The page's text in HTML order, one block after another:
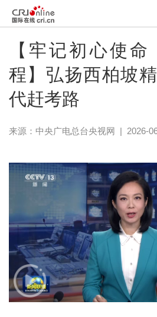
【牢记初心使
程】弘扬西柏坡
代赶考路
来源： 中央广电总台央视网 | 2026-